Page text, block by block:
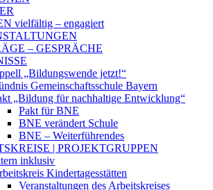
vielfältig – engagiert
– GESPRÄCHE
„Bildungswende jetzt!“
Gemeinschaftsschule Bayern
„Bildung für nachhaltige Entwicklung“
Pakt für BNE
BNE verändert Schule
BNE – Weiterführendes
| PROJEKTGRUPPEN
inklusiv
Kindertagesstätten
Veranstaltungen des Arbeitskreises